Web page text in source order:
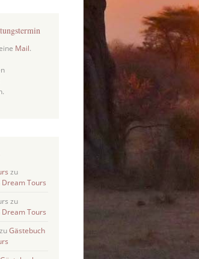
Mail.
zu
Tours
zu
Tours
zuGästebuch